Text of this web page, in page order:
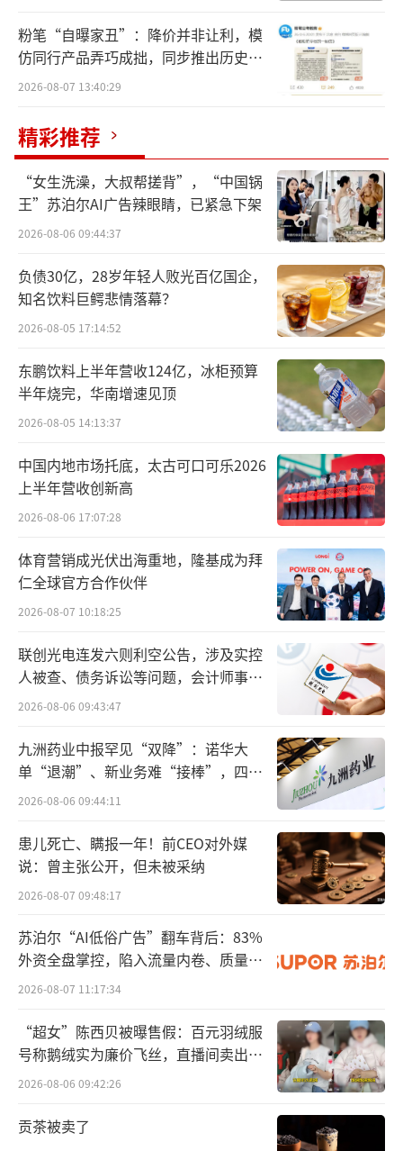
同比增长25.0%。益赛普预充针剂型已于今年3
月获批上市。
2023上半年销售收入1.09亿元，同比增加60.
5%。在《CSCO版乳腺癌诊疗指南（2022年
版）》中，赛普汀被推荐为晚期患者一线用
药，显著提升赛普汀在临床覆盖的患者数量。
拓展数字化营销，毛发健康产品快速增长
治疗雄激素性脱发和斑秃的OTC产品蔓迪
收入4.96亿元，同比增加35.3%。米诺地尔作
为科学、有效、安全、便捷的生发手段，受认
可程度不断提升，市场规模逐年扩大。
作为米诺地尔龙头品牌，蔓迪在医疗机构
市占率70%，稳居米诺地尔市场第一。2023年
营销，与头部平台深度合作的同时切入新媒体
运营平台，扩展电商营销渠道，上半年电商领
域销售增速达到64%，充分发挥OTC产品的市
场潜力。
CDMO加快成长
2023年上半年，三生制药CDMO业务进一
步增长，板块收入约9500万元，同比增长71.
6%，海外基地收入同比增长29%，国内基地收
入同比增长246%。目前集团CDMO业务合计已
签订的在手订单金额约1.6亿元，聚焦商业化品
种的CDMO差异化定位体现出良好效果。
临床加速推进，管线价值持续提升
2023上半年，集团拥有30项在研产品，包
科5项，皮肤毛发领域2项。截至目前，已有10
款新药推进至临床III期或NDA申报阶段，5款仿
制药品种处于BE及ANDA申报的阶段。
粉笔“自曝家丑”：降价并非让利，模
仿同行产品弄巧成拙，同步推出历史学
员退费方案
2026-08-07 13:40:29
精彩推荐
“女生洗澡，大叔帮搓背”，“中国锅
王”苏泊尔AI广告辣眼睛，已紧急下架
2026-08-06 09:44:37
负债30亿，28岁年轻人败光百亿国企，
知名饮料巨鳄悲情落幕？
2026-08-05 17:14:52
东鹏饮料上半年营收124亿，冰柜预算
半年烧完，华南增速见顶
2026-08-05 14:13:37
中国内地市场托底，太古可口可乐2026
上半年营收创新高
2026-08-06 17:07:28
体育营销成光伏出海重地，隆基成为拜
仁全球官方合作伙伴
2026-08-07 10:18:25
联创光电连发六则利空公告，涉及实控
人被查、债务诉讼等问题，会计师事务
所曾出具“保留意见”
2026-08-06 09:43:47
九洲药业中报罕见“双降”：诺华大
单“退潮”、新业务难“接棒”，四大
难关待闯
2026-08-06 09:44:11
患儿死亡、瞒报一年！前CEO对外媒
说：曾主张公开，但未被采纳
2026-08-07 09:48:17
苏泊尔“AI低俗广告”翻车背后：83%
外资全盘掌控，陷入流量内卷、质量频
发的负循环
2026-08-07 11:17:34
“超女”陈西贝被曝售假：百元羽绒服
号称鹅绒实为廉价飞丝，直播间卖出超
百万元
2026-08-06 09:42:26
贡茶被卖了